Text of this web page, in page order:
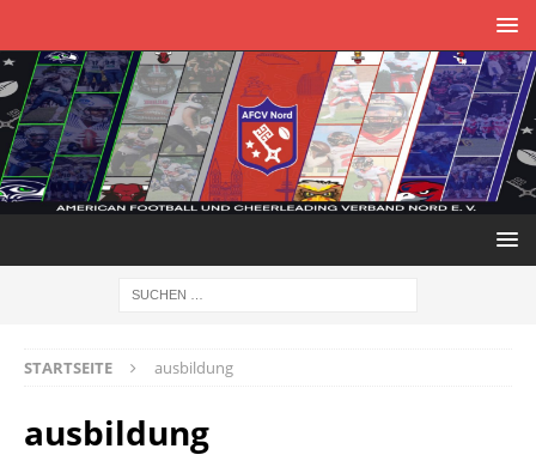
STARTSEITE ausbildung
ausbildung